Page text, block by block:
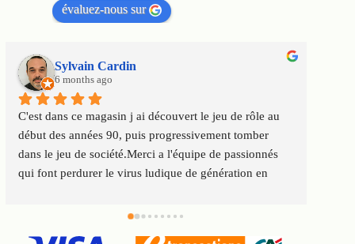
évaluez-nous sur
Sylvain Cardin
6 months ago
C'est dans ce magasin j ai découvert le jeu de rôle au
début des années 90, puis progressivement tomber
dans le jeu de société.Merci a l'équipe de passionnés
qui font perdurer le virus ludique de génération en